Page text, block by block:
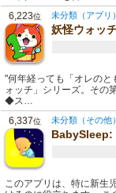
6,223位 未分類（アプリ）
妖怪ウォッ
"何年経っても「オレの
ォッチ」シリーズ。その
◆ス…
6,337位 未分類（その他）
BabySleep:
このアプリは、特に新生